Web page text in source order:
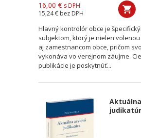
16,00 € s DPH
15,24 € bez DPH
Hlavný kontrolór obce je
subjektom, ktorý je nielen
aj zamestnancom obce, pričom
vykonáva vo verejnom záujme.
publikácie je poskytnúť...